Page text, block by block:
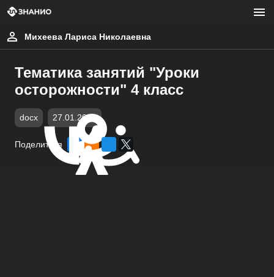
Михеева Лариса Николаевна
Тематика занятий "Уроки
осторожности" 4 класс
docx 27.01.2020
Поделиться